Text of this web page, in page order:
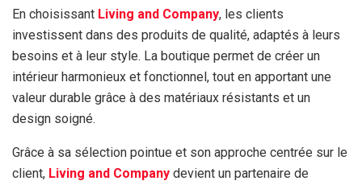
En choisissant Living and Company, les clients
investissent dans des produits de qualité, adaptés à leurs
besoins et à leur style. La boutique permet de créer un
intérieur harmonieux et fonctionnel, tout en apportant une
valeur durable grâce à des matériaux résistants et un
design soigné.
Grâce à sa sélection pointue et son approche centrée sur le
client, Living and Company devient un partenaire de